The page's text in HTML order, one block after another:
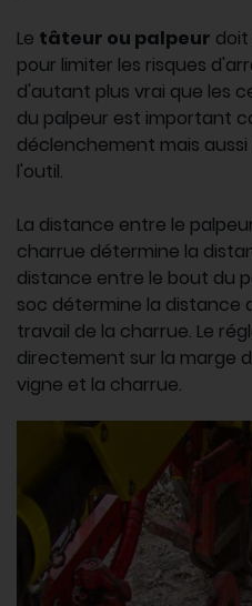
Le tâteur ou palpeur
pour limiter les risques
d'autant plus vrai que les
du palpeur est important
déclenchement mais
l'outil.
La distance entre le
charrue détermine la
distance entre le bout du
soc détermine la distance
travail de la charrue. Le
directement sur la marge
vigne et la charrue.